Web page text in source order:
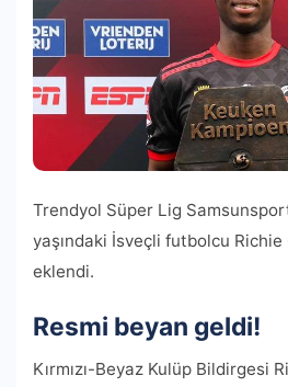
Trendyol Süper Lig Samsunsport
yaşındaki İsveçli futbolcu Richie
eklendi.
Resmi beyan geldi!
Kırmızı-Beyaz Kulüp Bildirgesi